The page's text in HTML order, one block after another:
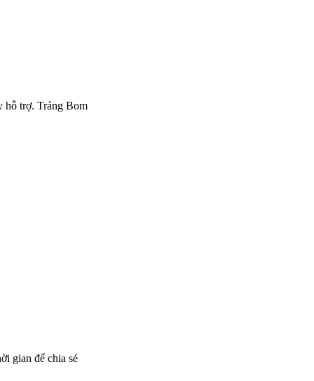
hỗ trợ. Trảng Bom
gian để chia sẻ